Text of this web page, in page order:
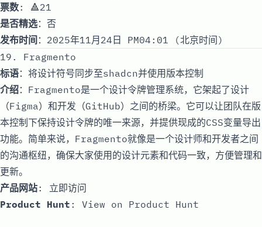
票数: 🔺21
是否精选：否
发布时间 ：2025年11月24日 PM04:01 (北京时间)
19. Fragmento
标语：将设计符号同步至shadcn并使用版本控制
介绍：Fragmento是一个设计令牌管理系统，它架起了设计
（Figma）和开发（GitHub）之间的桥梁。它可以让团队在版
本控制下保持设计令牌的唯一来源，并提供现成的CSS变量导出
功能。简单来说，Fragmento就像是一个设计师和开发者之间
的沟通枢纽，确保大家使用的设计元素和代码一致，方便管理和
更新。
产品网站: 立即访问
Product Hunt : View on Product Hunt